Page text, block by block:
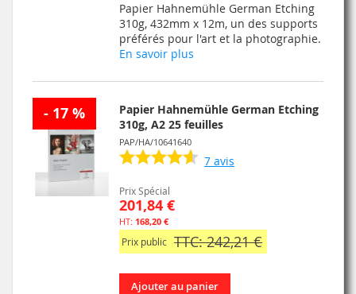
MA
LISTE
D’ENVIE
COMPARATEUR
Papier Hahnemühle German Etching
310g, 432mm x 12m, un des supports
préférés pour l'art et la photographie.
En savoir plus
- 17 %
Papier Hahnemühle German Etching
310g, A2 25 feuilles
PAP/HA/10641640
7 avis
Prix Spécial
201,84 €
168,20 €
Prix public TTC: 242,21 €
Ajouter au panier